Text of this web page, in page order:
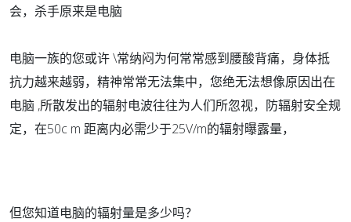
会，杀手原来是电脑
电脑一族的您或许 \常纳闷为何常常感到腰酸背痛，身体抵
抗力越来越弱，精神常常无法集中，您绝无法想像原因出在
电脑 ,所散发出的辐射电波往往为人们所忽视，防辐射安全规
定，在50c m 距离内必需少于25V/m的辐射曝露量，
但您知道电脑的辐射量是多少吗？